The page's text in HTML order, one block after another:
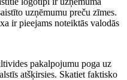
uzņēmumu preču zīmes.
ir pieejams noteiktās valodās
pakalpojumu poga uz
atšķirsies. Skatiet faktisko